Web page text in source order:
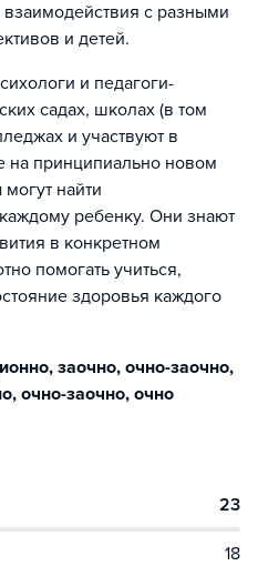
с разными
и детей.
и педагоги-
садах, школах (в том
и участвуют в
на принципиально новом
найти
ребенку. Они знают
в конкретном
помогать учиться,
здоровья каждого
заочно, очно-заочно,
очно-заочно, очно
23
18